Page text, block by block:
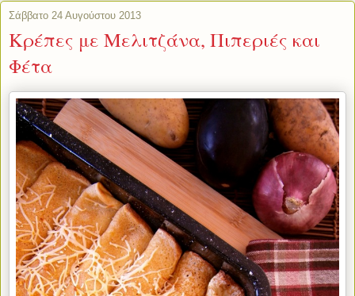
Σάββατο 24 Αυγούστου 2013
Κρέπες με Μελιτζάνα, Πιπεριές και
Φέτα